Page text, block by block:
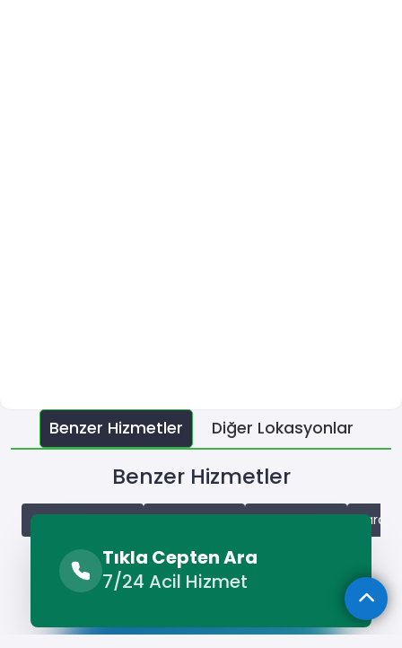
Tıkla Cepten Ara
7/24 Acil Hizmet
Benzer Hizmetler Diğer Lokasyonlar
Benzer Hizmetler
Saray Alçı Ustası Saray Boyacı Saray Camcı Saray